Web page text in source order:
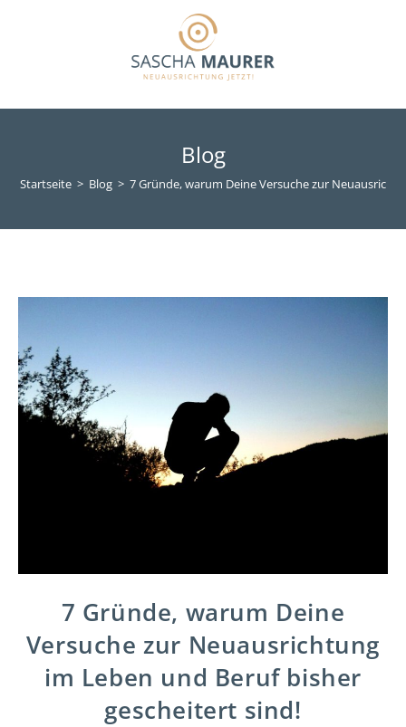
Blog
Startseite > Blog > 7 Gründe, warum Deine Versuche zur
7 Gründe, warum Deine
Versuche zur Neuausrichtung
im Leben und Beruf bisher
gescheitert sind!